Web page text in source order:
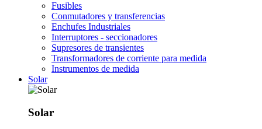
Fusibles
Conmutadores y transferencias
Enchufes Industriales
Interruptores - seccionadores
Supresores de transientes
Transformadores de corriente para medida
Instrumentos de medida
Solar
Solar